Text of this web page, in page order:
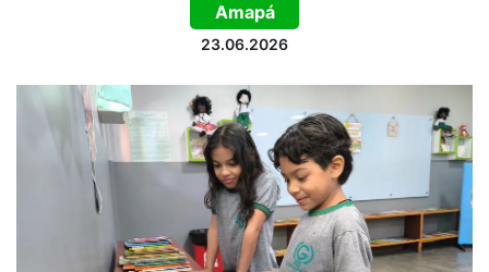
Amapá
23.06.2026